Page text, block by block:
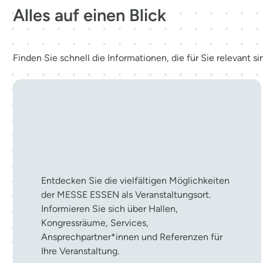
Alles auf einen Blick
Finden Sie schnell die Informationen, die für Sie relevant
Entdecken Sie die vielfältigen Möglichkeiten
der MESSE ESSEN als Veranstaltungsort.
Informieren Sie sich über Hallen,
Kongressräume, Services,
Ansprechpartner*innen und Referenzen für
Ihre Veranstaltung.